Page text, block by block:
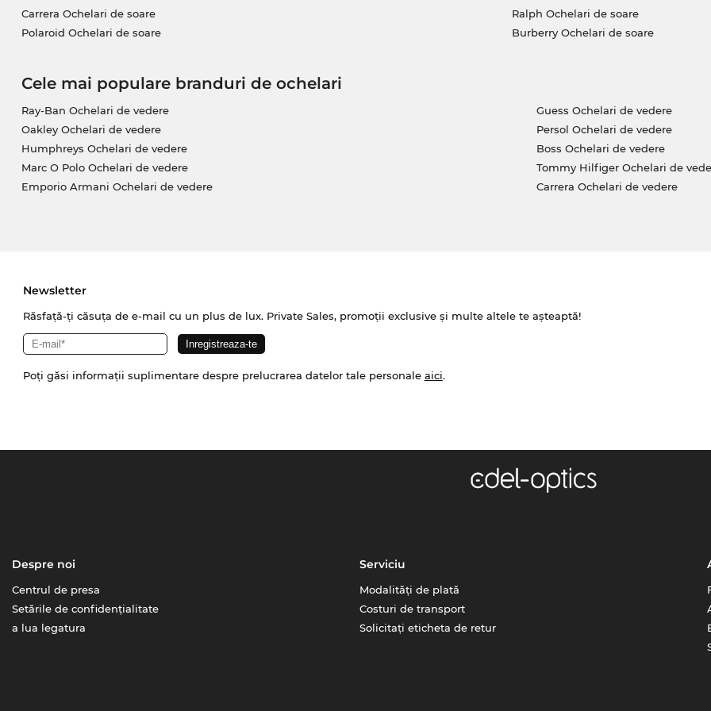
Carrera Ochelari de soare
Polaroid Ochelari de soare
Ralph Ochelari de soare
Burberry Ochelari de soare
Cele mai populare branduri de ochelari
Ray-Ban Ochelari de vedere
Oakley Ochelari de vedere
Humphreys Ochelari de vedere
Marc O Polo Ochelari de vedere
Emporio Armani Ochelari de vedere
Guess Ochelari de vedere
Persol Ochelari de vedere
Boss Ochelari de vedere
Tommy Hilfiger Ochelari de
Carrera Ochelari de vedere
Newsletter
Răsfață-ți căsuța de e-mail cu un plus de lux. Private Sales, promoții exclusive și multe altele te așteaptă!
Poți găsi informații suplimentare despre prelucrarea datelor tale personale aici.
Despre noi
Centrul de presa
Setările de confidențialitate
a lua legatura
Serviciu
Modalități de plată
Costuri de transport
Solicitați eticheta de retur